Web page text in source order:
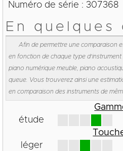
Numéro de série : 307368
En quelques
Afin de permettre une comparaison
en fonction de chaque type d'instrument
piano numérique meuble, piano
queue. Vous trouverez ainsi une
en comparaison des instruments de
étude
léger